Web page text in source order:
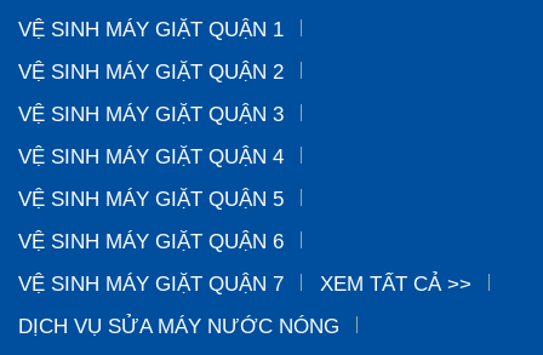
VỆ SINH MÁY GIẶT QUẬN 1
VỆ SINH MÁY GIẶT QUẬN 2
VỆ SINH MÁY GIẶT QUẬN 3
VỆ SINH MÁY GIẶT QUẬN 4
VỆ SINH MÁY GIẶT QUẬN 5
VỆ SINH MÁY GIẶT QUẬN 6
VỆ SINH MÁY GIẶT QUẬN 7
XEM TẤT CẢ >>
DỊCH VỤ SỬA MÁY NƯỚC NÓNG